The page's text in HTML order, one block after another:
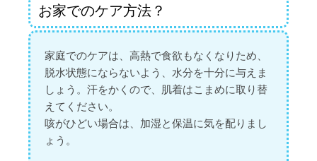
お家でのケア方法？
家庭でのケアは、高熱で食欲もなくなりため、
脱水状態にならないよう、水分を十分に与えま
しょう。汗をかくので、肌着はこまめに取り替
えてください。
咳がひどい場合は、加湿と保温に気を配りまし
ょう。